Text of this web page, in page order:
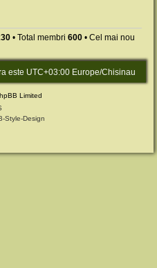
• Total membri 600 • Cel mai nou
este UTC+03:00 Europe/Chisinau
Limited
Style-Design